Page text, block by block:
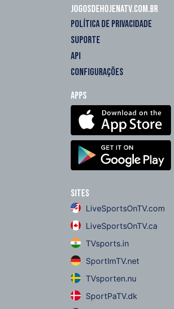
Jogosdehojenatv.com.br
POLÍTICA DE PRIVACIDADE
SUPORTE
API
CONFIGURAÇÕES
Apps
Sites
LiveSportsOnTV.com
LiveSportsOnTV.ca
TVsports.in
SportImTV.net
TVsporten.nu
SportPaTV.dk